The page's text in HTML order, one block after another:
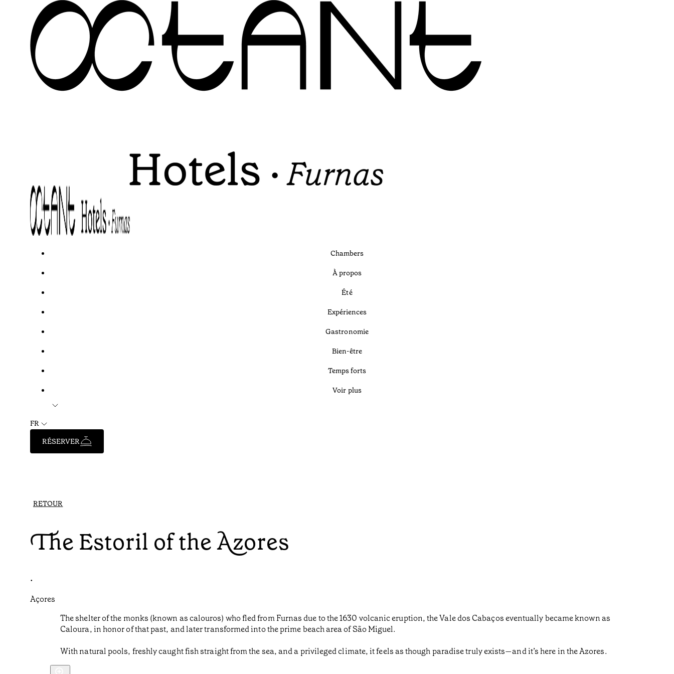
Chambers
À propos
Été
Expériences
Gastronomie
Bien-être
Temps forts
Voir plus
FR
RÉSERVER
RETOUR
The Estoril of the Azores
•
Açores
The shelter of the monks (known as calouros) who fled from Furnas due to the 1630 volcanic eruption, the Vale dos Cabaços eventually became known as
Caloura, in honor of that past, and later transformed into the prime beach area of São Miguel.
With natural pools, freshly caught fish straight from the sea, and a privileged climate, it feels as though paradise truly exists—and it’s here in the Azores.